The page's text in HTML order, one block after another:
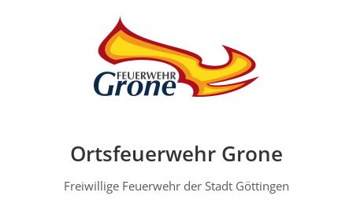
Ortsfeuerwehr Grone
Freiwillige Feuerwehr der Stadt Göttingen